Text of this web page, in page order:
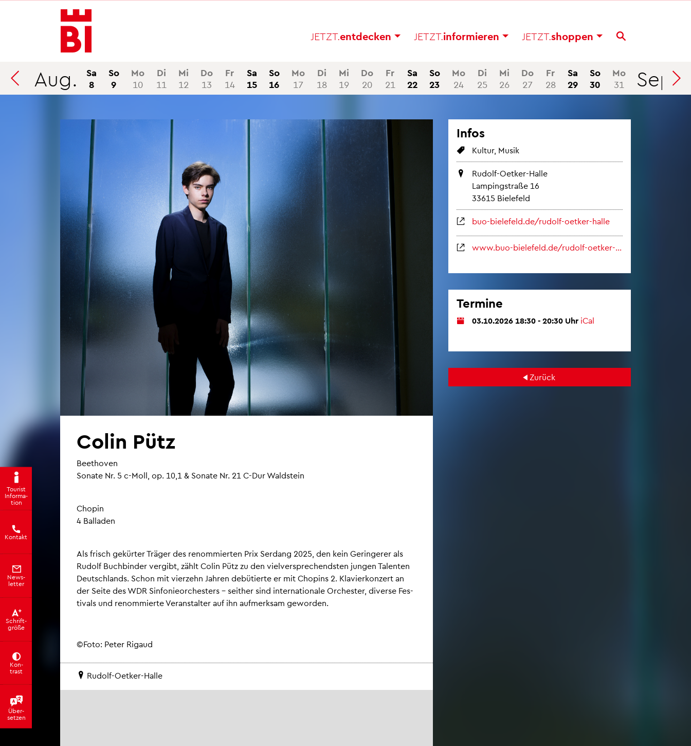
In­
halt
an­
sprin­
Menü
an­
sprin­
gen
Suche
an­
sprin­
gen
JETZT.ent­de­cken JETZT.in­for­mie­ren JETZT.shop­pen
Tou­rist
In­for­ma­
ti­on
Kon­takt
News­
let­ter
Schrift­
grö­ße
Kon­
trast
Über­
set­zen
Aug.
Sa
8
So
9
Mo
10
Di
11
Mi
12
Do
13
Fr
14
Sa
15
So
16
Mo
17
Di
18
Mi
19
Do
20
Fr
21
Sa
22
So
23
Mo
24
Di
25
Mi
26
Do
27
Fr
28
Sa
29
So
30
Mo
31
Sep
Colin Pütz
Beet­ho­ven
So­na­te Nr. 5 c-Moll, op. 10,1 & So­na­te Nr. 21 C-Dur Wald­stein
Cho­pin
4 Bal­la­den
Als frisch ge­kür­ter Trä­ger des re­nom­mier­ten Prix Ser­dang 2025, den kein Ge­rin­ge­rer als
Ru­dolf Buch­bin­der ver­gibt, zählt Colin Pütz zu den viel­ver­spre­chends­ten jun­gen Ta­len­ten
Deutsch­lands. Schon mit vier­zehn Jah­ren de­bü­tier­te er mit Cho­pins 2. Kla­vier­kon­zert an
der Seite des WDR Sin­fo­nie­or­ches­ters – seit­her sind in­ter­na­tio­na­le Or­ches­ter, di­ver­se Fes­
ti­vals und re­nom­mier­te Ver­an­stal­ter auf ihn auf­merk­sam ge­wor­den.
©Foto: Peter Ri­gaud
Ru­dolf-Oet­ker-Halle
Infos
Kul­tur, Musik
Ru­dolf-Oet­ker-Halle
Lam­ping­stra­ße 16
33615 Bie­le­feld
buo-bie­le­feld.de/ru­dolf-oet­ker-halle
www.​buo-​bielefeld.​de/​rudolf-​oetker-​halle/​ver​anst​altu​ng/​hayato-​sumino-​cateen
Ter­mi­ne
03.10.2026 18:30 - 20:30 Uhr iCal
Zu­rück